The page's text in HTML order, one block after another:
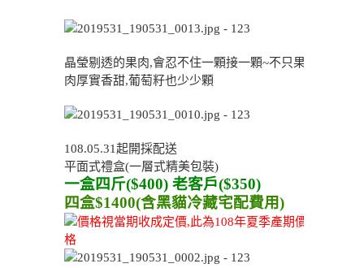
晶瑩剔透的果肉,會忍不住一顆接一顆~不只果
肉厚實香甜,葡萄籽也少少顆
108.05.31起開採配送
平面式禮盒(一層式精美包裝)
一盒四斤($400) 老客戶($350)
四盒$1400(含黑貓冷藏宅配費用)
價格視當期收成定價,此為108年夏季產期價
格